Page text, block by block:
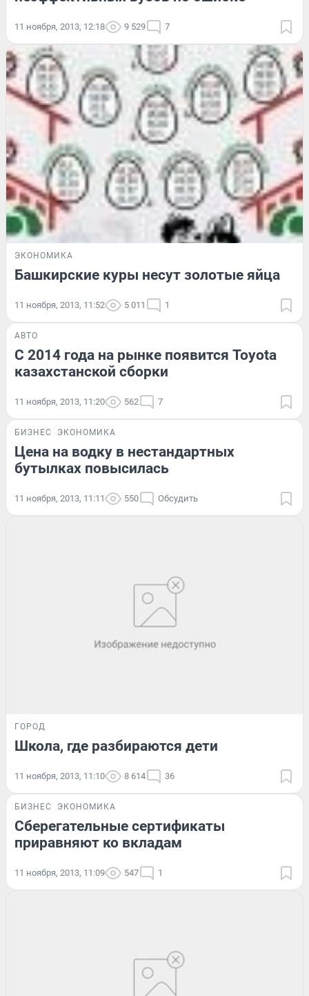
11 ноября, 2013, 12:18 9 529 7
ЭКОНОМИКА
Башкирские куры несут золотые яйца
11 ноября, 2013, 11:52 5 011 1
АВТО
C 2014 года на рынке появится Toyota
казахстанской сборки
11 ноября, 2013, 11:20 562 7
БИЗНЕС ЭКОНОМИКА
Цена на водку в нестандартных
бутылках повысилась
11 ноября, 2013, 11:11 550 Обсудить
ГОРОД
Школа, где разбираются дети
11 ноября, 2013, 11:10 8 614 36
БИЗНЕС ЭКОНОМИКА
Сберегательные сертификаты
приравняют ко вкладам
11 ноября, 2013, 11:09 547 1